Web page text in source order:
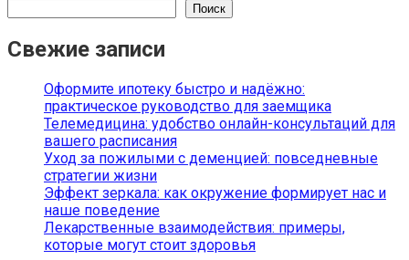
Поиск
Свежие записи
Оформите ипотеку быстро и надёжно:
практическое руководство для заемщика
Телемедицина: удобство онлайн-консультаций для
вашего расписания
Уход за пожилыми с деменцией: повседневные
стратегии жизни
Эффект зеркала: как окружение формирует нас и
наше поведение
Лекарственные взаимодействия: примеры,
которые могут стоит здоровья